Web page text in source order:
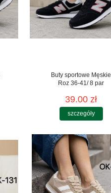
Buty sportowe Męskie
Roz 36-41/ 8 par
39.00 zł
szczegóły